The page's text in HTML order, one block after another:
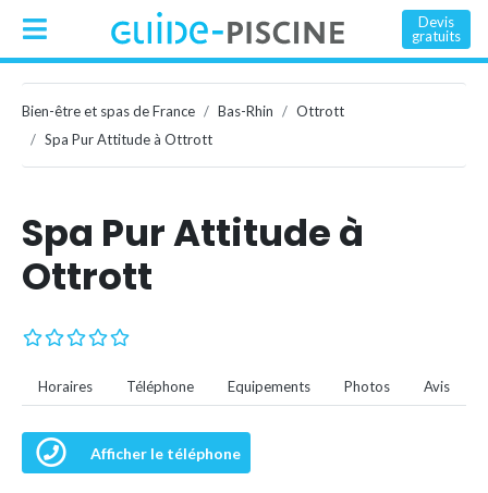
Devis
gratuits
Bien-être et spas de France Bas-Rhin
Ottrott
Spa Pur Attitude à Ottrott
Spa Pur Attitude à
Ottrott
Horaires Téléphone Equipements Photos Avis
Afficher le téléphone